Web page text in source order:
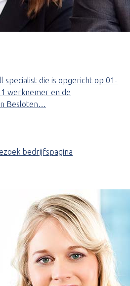
specialist die is opgericht op 01-
werknemer en de
Besloten…
bedrijfspagina